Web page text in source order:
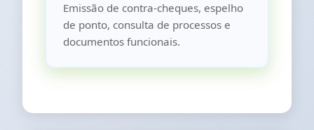
Emissão de contra-cheques, espelho
de ponto, consulta de processos e
documentos funcionais.